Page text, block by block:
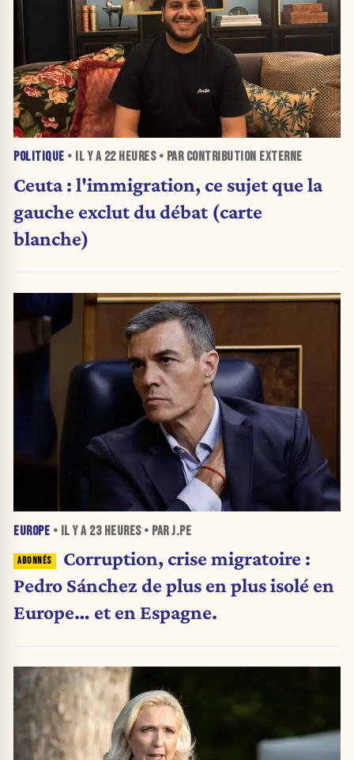
POLITIQUE • IL Y A 22 HEURES• PAR CONTRIBUTION EXTERNE
Ceuta : l'immigration, ce sujet que la
gauche exclut du débat (carte
blanche)
EUROPE • IL Y A 23 HEURES• PAR J.PE
Corruption, crise migratoire :
Pedro Sánchez de plus en plus isolé en
Europe… et en Espagne.